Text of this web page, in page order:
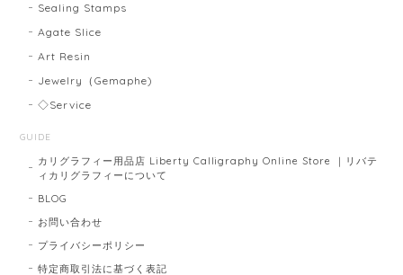
Sealing Stamps
Agate Slice
Art Resin
Jewelry（Gemaphe)
◇Service
GUIDE
カリグラフィー用品店 Liberty Calligraphy Online Store ｜リバテ
ィカリグラフィーについて
BLOG
お問い合わせ
プライバシーポリシー
特定商取引法に基づく表記